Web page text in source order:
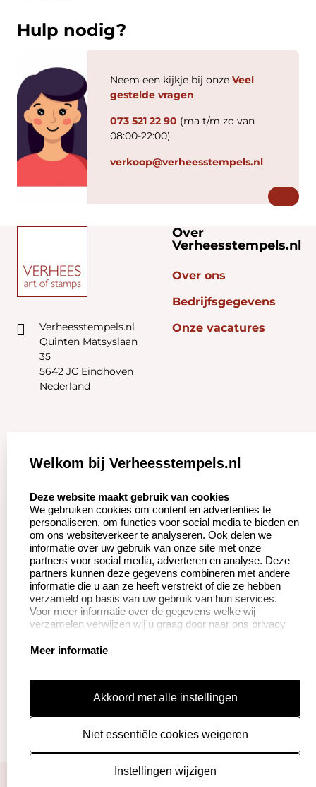
Hulp nodig?
Neem een kijkje bij onze Veel
gestelde vragen
073 521 22 90 (ma t/m zo van
08:00-22:00)
verkoop@verheesstempels.nl
Verheesstempels.nl
Quinten Matsyslaan
35
5642 JC Eindhoven
Nederland
Over
Verheesstempels.nl
Over ons
Bedrijfsgegevens
Onze vacatures
Zakelijk:
Betaling &
Verzending
Wederverkoper
worden
Klantenservice:
Veel gestelde vragen
Herroepingsrecht
Retourneren
Productinformatie:
Instructie voor
Aanleverspecificaties
Safety Sheets
algemene voorwaarden
disclaimer
Cookies resetten
Welkom bij Verheesstempels.nl
Deze website maakt gebruik van cookies
We gebruiken cookies om content en advertenties te
personaliseren, om functies voor social media te bieden en
om ons websiteverkeer te analyseren. Ook delen we
informatie over uw gebruik van onze site met onze
partners voor social media, adverteren en analyse. Deze
partners kunnen deze gegevens combineren met andere
informatie die u aan ze heeft verstrekt of die ze hebben
verzameld op basis van uw gebruik van hun services.
Voor meer informatie over de gegevens welke wij
verzamelen verwijzen wij u graag door naar ons privacy
Meer informatie
Akkoord met alle instellingen
Niet essentiële cookies weigeren
Instellingen wijzigen